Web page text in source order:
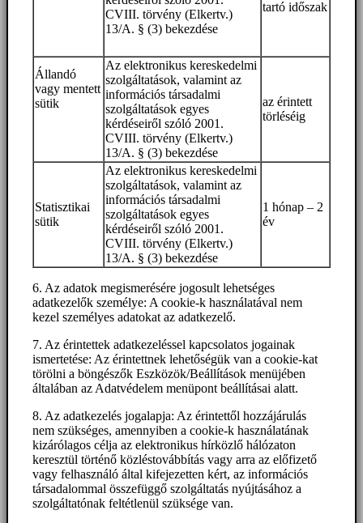
CVIII. törvény (Elkertv.)
13/A. § (3) bekezdése
tartó időszak
Állandó
vagy mentett
sütik
Az elektronikus kereskedelmi
szolgáltatások, valamint az
információs társadalmi
szolgáltatások egyes
kérdéseiről szóló 2001.
CVIII. törvény (Elkertv.)
13/A. § (3) bekezdése
az érintett
törléséig
Statisztikai
sütik
Az elektronikus kereskedelmi
szolgáltatások, valamint az
információs társadalmi
szolgáltatások egyes
kérdéseiről szóló 2001.
CVIII. törvény (Elkertv.)
13/A. § (3) bekezdése
1 hónap – 2
év
6. Az adatok megismerésére jogosult lehetséges
adatkezelők személye: A cookie-k használatával nem
kezel személyes adatokat az adatkezelő.
7. Az érintettek adatkezeléssel kapcsolatos jogainak
ismertetése: Az érintettnek lehetőségük van a cookie-kat
törölni a böngészők Eszközök/Beállítások menüjében
általában az Adatvédelem menüpont beállításai alatt.
8. Az adatkezelés jogalapja: Az érintettől hozzájárulás
nem szükséges, amennyiben a cookie-k használatának
kizárólagos célja az elektronikus hírközlő hálózaton
keresztül történő közléstovábbítás vagy arra az előfizető
vagy felhasználó által kifejezetten kért, az információs
társadalommal összefüggő szolgáltatás nyújtásához a
szolgáltatónak feltétlenül szüksége van.